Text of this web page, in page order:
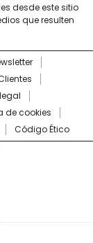
desde este sitio
que resulten
de cookies
Código Ético